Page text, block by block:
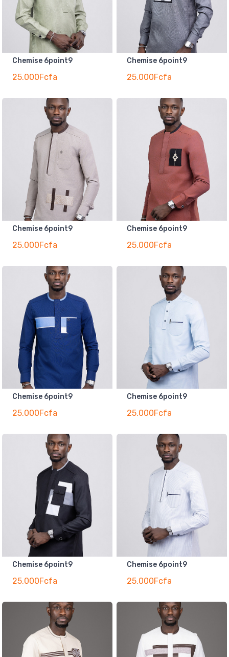
Chemise 6point9
25.000Fcfa
Chemise 6point9
25.000Fcfa
Chemise 6point9
25.000Fcfa
Chemise 6point9
25.000Fcfa
Chemise 6point9
25.000Fcfa
Chemise 6point9
25.000Fcfa
Chemise 6point9
25.000Fcfa
Chemise 6point9
25.000Fcfa